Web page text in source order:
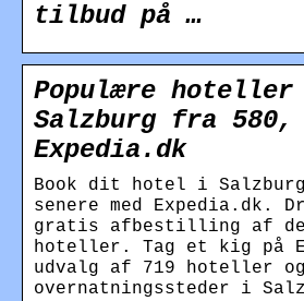
tilbud på …
Populære
Salzburg fra
Expedia.dk
Book dit hotel i
senere med Expedia.dk.
gratis afbestilling af
hoteller. Tag et kig på
udvalg af 719 hoteller og
overnatningssteder i